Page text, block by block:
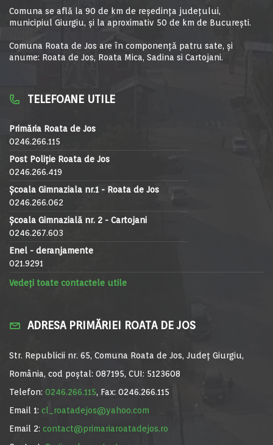
Comuna se află la 90 de km de reşedinţa judeţului,
municipiul Giurgiu, şi la aproximativ 50 de km de Bucureşti.
Comuna Roata de Jos are în componență patru sate, și
anume: Roata de Jos, Roata Mica, Sadina si Cartojani.
TELEFOANE UTILE
Primăria Roata de Jos
0246.266.115
Post Poliție Roata de Jos
0246.266.419
Școala Gimnaziala nr.1 - Roata de Jos
0246.266.062
Școala Gimnazială nr. 2 - Cartojani
0246.267.603
Enel - deranjamente
021.9291
Vedeți toate contactele utile
ADRESA PRIMĂRIEI ROATA DE JOS
Str. Republicii nr. 65, Comuna Roata de Jos, Județ Giurgiu,
România, cod poștal: 087195, CUI: 5123608
Telefon: 0246.266.115, Fax: 0246.266.115
Email 1: cl_roatadejos@yahoo.com
Email 2: contact@primariaroatadejos.ro